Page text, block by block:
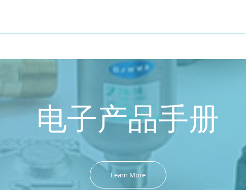
电子产品手册
Learn More